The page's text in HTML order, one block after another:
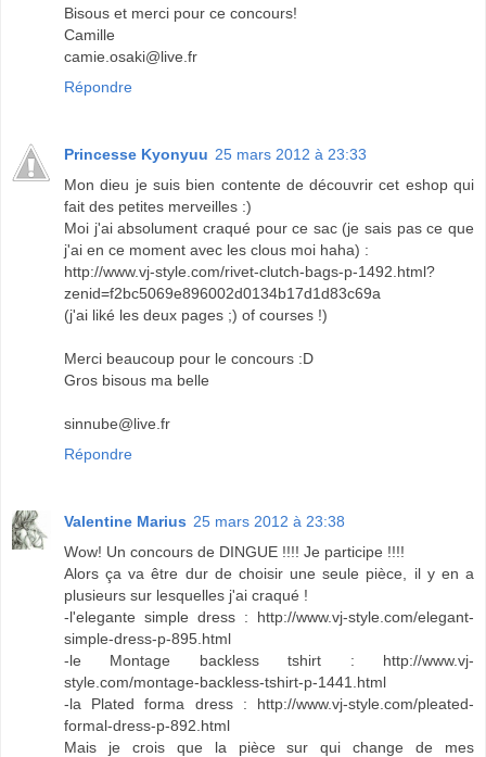
Bisous et merci pour ce concours!
Camille
camie.osaki@live.fr
Répondre
Princesse Kyonyuu 25 mars 2012 à 23:33
Mon dieu je suis bien contente de découvrir cet eshop qui
fait des petites merveilles :)
Moi j'ai absolument craqué pour ce sac (je sais pas ce que
j'ai en ce moment avec les clous moi haha) :
http://www.vj-style.com/rivet-clutch-bags-p-1492.html?
zenid=f2bc5069e896002d0134b17d1d83c69a
(j'ai liké les deux pages ;) of courses !)
Merci beaucoup pour le concours :D
Gros bisous ma belle
sinnube@live.fr
Répondre
Valentine Marius 25 mars 2012 à 23:38
Wow! Un concours de DINGUE !!!! Je participe !!!!
Alors ça va être dur de choisir une seule pièce, il y en a
plusieurs sur lesquelles j'ai craqué !
-l'elegante simple dress : http://www.vj-style.com/elegant-
simple-dress-p-895.html
-le Montage backless tshirt : http://www.vj-
style.com/montage-backless-tshirt-p-1441.html
-la Plated forma dress : http://www.vj-style.com/pleated-
formal-dress-p-892.html
Mais je crois que la pièce sur qui change de mes